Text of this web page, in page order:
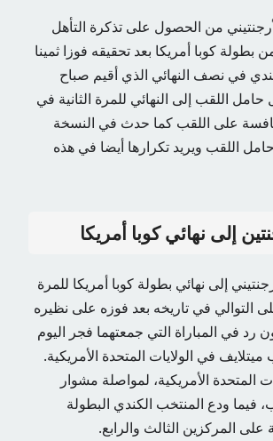
من الحصول على تذكرة التأهل
بطولة كوبا أمريكا بعد تحقيقه فوزا ثمينا
في نصف النهائي الذي أقيم صباح
اللقب إلى النهائي للمرة الثانية في
على اللقب كما حدث في النسخة
اللقب ويريد تكرارها أيضا في هذه
إلى نهائي كوبا أمريكا
إلى نهائي بطولة كوبا أمريكا للمرة
على التوالي في تاريخه بعد فوزه على نظيره
رد في المباراة التي جمعتهما فجر اليوم
ميتلايف في الولايات المتحدة الأمريكية.
المتحدة الأمريكية، لمواصلة مشوار
فيما ودع المنتخب الكندي البطولة
على المركزين الثالث والرابع.